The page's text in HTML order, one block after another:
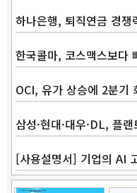
하나은행, 퇴직연금 경
한국콜마, 코스맥스보
OCI, 유가 상승에 2분
삼성·현대·대우·DL, 플
[사용설명서] 기업의 AI